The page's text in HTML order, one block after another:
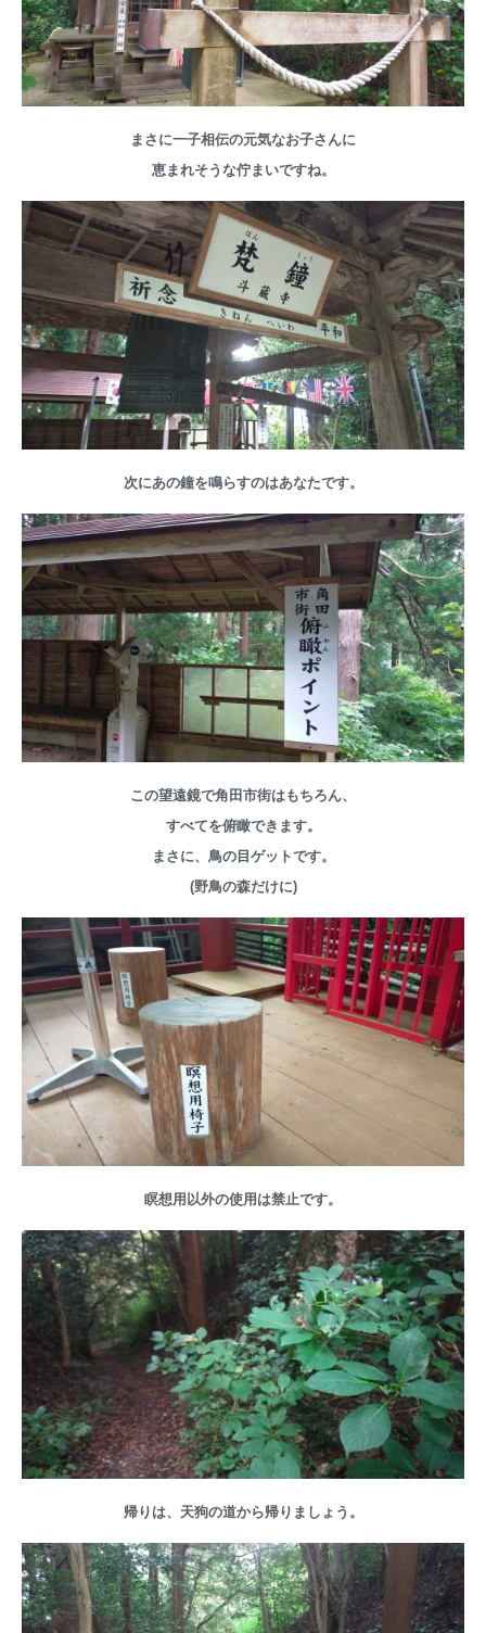
まさに一子相伝の元気なお子さんに
恵まれそうな佇まいですね。
次にあの鐘を鳴らすのはあなたです。
この望遠鏡で角田市街はもちろん、
すべてを俯瞰できます。
まさに、鳥の目ゲットです。
(野鳥の森だけに)
瞑想用以外の使用は禁止です。
帰りは、天狗の道から帰りましょう。